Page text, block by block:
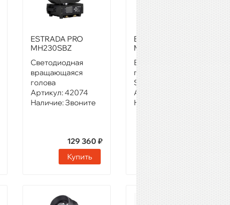
ESTRADA PRO
MH230SBZ
Светодиодная
вращающаяся
голова
Артикул:42074
Наличие:Звоните
129 360 ₽
Купить
ESTRADA PRO
MH17R BSW
Вращающаяся
голова типа Beam
Spot Wash
Артикул:
Наличие: